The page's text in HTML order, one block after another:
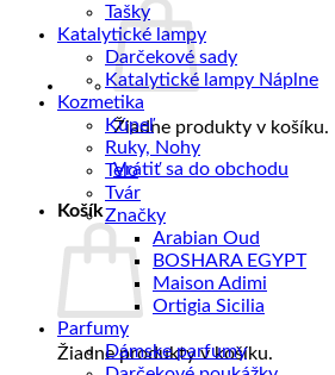
Žiadne produkty v košíku.
Vrátiť sa do obchodu
Košík
Žiadne produkty v košíku.
Tašky
Katalytické lampy
Darčekové sady
Katalytické lampy Náplne
Kozmetika
Kúpeľ
Ruky, Nohy
Telo
Tvár
Značky
Arabian Oud
BOSHARA EGYPT
Maison Adimi
Ortigia Sicilia
Parfumy
Dámske parfumy